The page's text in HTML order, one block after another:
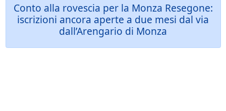
Conto alla rovescia per la Monza Resegone:
iscrizioni ancora aperte a due mesi dal via
dall’Arengario di Monza